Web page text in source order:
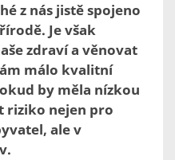
z nás jistě spojeno
Je však
zdraví a věnovat
málo kvalitní
by měla nízkou
riziko nejen pro
ale v